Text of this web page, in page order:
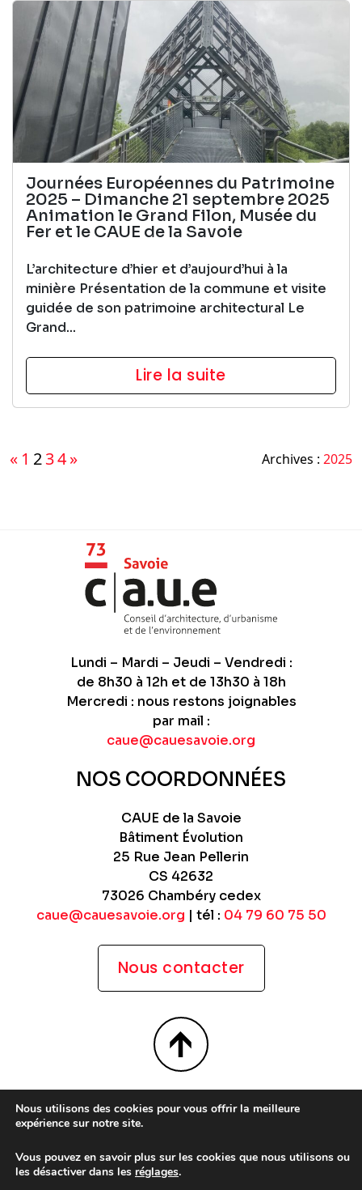
Journées Européennes du Patrimoine
2025 – Dimanche 21 septembre 2025
Animation le Grand Filon, Musée du
Fer et le CAUE de la Savoie
L’architecture d’hier et d’aujourd’hui à la
minière Présentation de la commune et visite
guidée de son patrimoine architectural Le
Grand...
Lire la suite
Pagination
« 1 234» Archives : 2025
Nous utilisons des cookies pour vous offrir la meilleure
expérience sur notre site.
Vous pouvez en savoir plus sur les cookies que nous utilisons ou
les désactiver dans les réglages.
Lundi – Mardi – Jeudi – Vendredi :
de 8h30 à 12h et de 13h30 à 18h
Mercredi : nous restons joignables
par mail :
caue@cauesavoie.org
NOS COORDONNÉES
CAUE de la Savoie
Bâtiment Évolution
25 Rue Jean Pellerin
CS 42632
73026 Chambéry cedex
caue@cauesavoie.org | tél : 04 79 60 75 50
Nous contacter
Site WordPress par Nouvel Oeil
Conditions générales d’utilisation
Politique de confidentialité